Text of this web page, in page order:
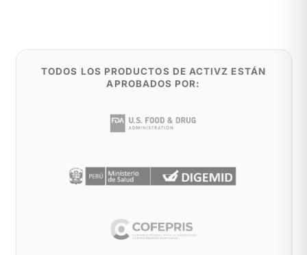
TODOS LOS PRODUCTOS DE ACTIVZ ESTÁN
APROBADOS POR: